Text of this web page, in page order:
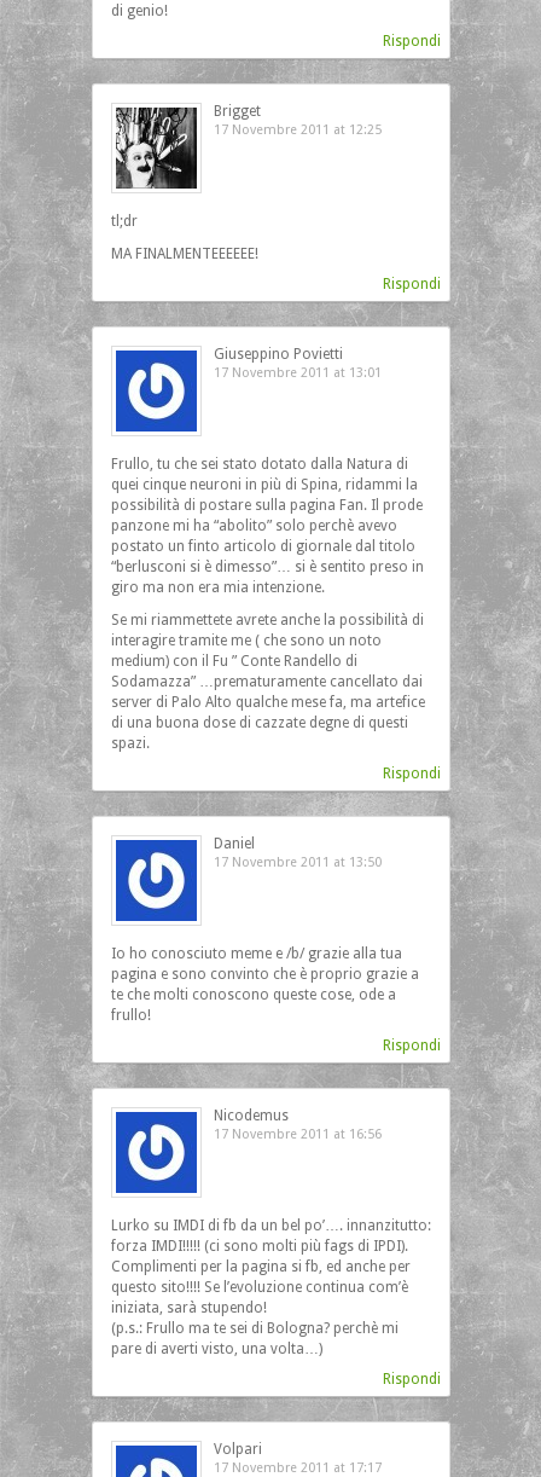
di genio!
Rispondi
Brigget
17 Novembre 2011 at 12:25
tl;dr
MA FINALMENTEEEEEE!
Rispondi
Giuseppino Povietti
17 Novembre 2011 at 13:01
Frullo, tu che sei stato dotato dalla Natura di
quei cinque neuroni in più di Spina, ridammi la
possibilità di postare sulla pagina Fan. Il prode
panzone mi ha “abolito” solo perchè avevo
postato un finto articolo di giornale dal titolo
“berlusconi si è dimesso”… si è sentito preso in
giro ma non era mia intenzione.
Se mi riammettete avrete anche la possibilità di
interagire tramite me ( che sono un noto
medium) con il Fu ” Conte Randello di
Sodamazza” …prematuramente cancellato dai
server di Palo Alto qualche mese fa, ma artefice
di una buona dose di cazzate degne di questi
spazi.
Rispondi
Daniel
17 Novembre 2011 at 13:50
Io ho conosciuto meme e /b/ grazie alla tua
pagina e sono convinto che è proprio grazie a
te che molti conoscono queste cose, ode a
frullo!
Rispondi
Nicodemus
17 Novembre 2011 at 16:56
Lurko su IMDI di fb da un bel po’…. innanzitutto:
forza IMDI!!!!! (ci sono molti più fags di IPDI).
Complimenti per la pagina si fb, ed anche per
questo sito!!!! Se l’evoluzione continua com’è
iniziata, sarà stupendo!
(p.s.: Frullo ma te sei di Bologna? perchè mi
pare di averti visto, una volta…)
Rispondi
Volpari
17 Novembre 2011 at 17:17